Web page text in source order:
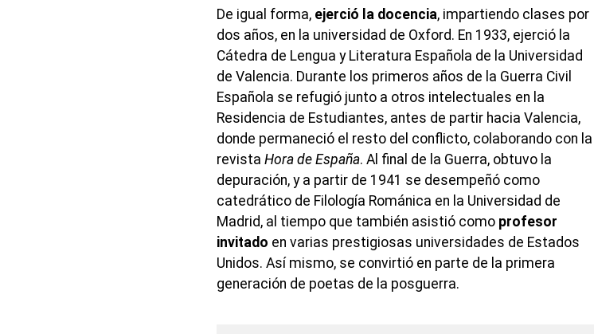
De igual forma, ejerció la docencia, impartiendo clases por
dos años, en la universidad de Oxford. En 1933, ejerció la
Cátedra de Lengua y Literatura Española de la Universidad
de Valencia. Durante los primeros años de la Guerra Civil
Española se refugió junto a otros intelectuales en la
Residencia de Estudiantes, antes de partir hacia Valencia,
donde permaneció el resto del conflicto, colaborando con la
revista Hora de España. Al final de la Guerra, obtuvo la
depuración, y a partir de 1941 se desempeñó como
catedrático de Filología Románica en la Universidad de
Madrid, al tiempo que también asistió como profesor
invitado en varias prestigiosas universidades de Estados
Unidos. Así mismo, se convirtió en parte de la primera
generación de poetas de la posguerra.